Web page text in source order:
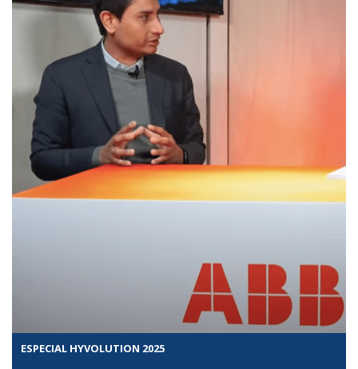
ESPECIAL HYVOLUTION 2025